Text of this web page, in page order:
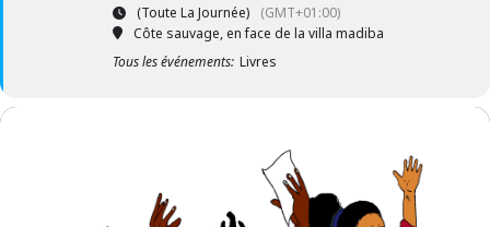
(Toute La Journée)
(GMT+01:00)
Côte sauvage, en face de la villa madiba
Tous les événements: Livres